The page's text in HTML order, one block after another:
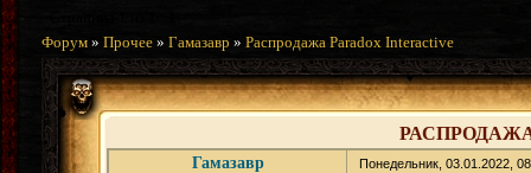
Форум » Прочее » Гамазавр » Распродажа Paradox Interactive
РАСПРОДАЖА
Гамазавр Понедельник, 03.01.2022,